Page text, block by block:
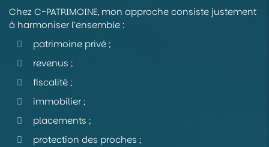
Chez C-PATRIMOINE, mon approche consiste justement
à harmoniser l’ensemble :
patrimoine privé ;
revenus ;
fiscalité ;
immobilier ;
placements ;
protection des proches ;